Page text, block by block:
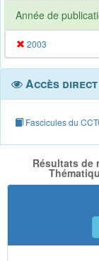
Année de
2003
Accès direct
Fascicules du
Résultats de